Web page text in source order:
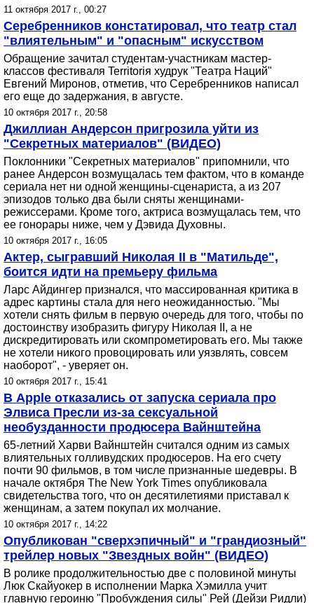
11 октября 2017 г., 00:27
Серебренников констатировал, что театр стал
"влиятельным" и "опасным" искусством
Обращение зачитал студентам-участникам мастер-
классов фестиваля Territoriя худрук "Театра Наций"
Евгений Миронов, отметив, что Серебренников написал
его еще до задержания, в августе.
10 октября 2017 г., 20:58
Джиллиан Андерсон пригрозила уйти из
"Секретных материалов" (ВИДЕО)
Поклонники "Секретных материалов" припомнили, что
ранее Андерсон возмущалась тем фактом, что в команде
сериала нет ни одной женщины-сценариста, а из 207
эпизодов только два были сняты женщинами-
режиссерами. Кроме того, актриса возмущалась тем, что
ее гонорары ниже, чем у Дэвида Духовны.
10 октября 2017 г., 16:05
Актер, сыгравший Николая II в "Матильде",
боится идти на премьеру фильма
Ларс Айдингер признался, что массированная критика в
адрес картины стала для него неожиданностью. "Мы
хотели снять фильм в первую очередь для того, чтобы по
достоинству изобразить фигуру Николая II, а не
дискредитировать или скомпрометировать его. Мы также
не хотели никого провоцировать или уязвлять, совсем
наоборот", - уверяет он.
10 октября 2017 г., 15:41
В Apple отказались от запуска сериала про
Элвиса Пресли из-за сексуальной
необузданности продюсера Вайнштейна
65-летний Харви Вайнштейн считался одним из самых
влиятельных голливудских продюсеров. На его счету
почти 90 фильмов, в том числе признанные шедевры. В
начале октября The New York Times опубликовала
свидетельства того, что он десятилетиями приставал к
женщинам, а затем покупал их молчание.
10 октября 2017 г., 14:22
Опубликован "сверхэпичный" и "грандиозный"
трейлер новых "Звездных войн" (ВИДЕО)
В ролике продолжительностью две с половиной минуты
Люк Скайуокер в исполнении Марка Хэмилла учит
главную героиню "Пробуждения силы" Рей (Дейзи Ридли)